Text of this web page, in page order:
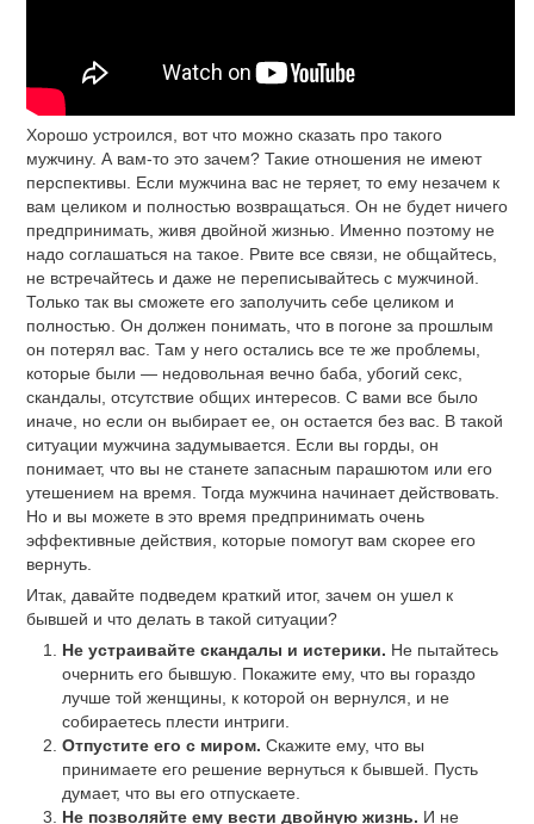
Хорошо устроился, вот что можно сказать про такого
мужчину. А вам-то это зачем? Такие отношения не имеют
перспективы. Если мужчина вас не теряет, то ему незачем к
вам целиком и полностью возвращаться. Он не будет ничего
предпринимать, живя двойной жизнью. Именно поэтому не
надо соглашаться на такое. Рвите все связи, не общайтесь,
не встречайтесь и даже не переписывайтесь с мужчиной.
Только так вы сможете его заполучить себе целиком и
полностью. Он должен понимать, что в погоне за прошлым
он потерял вас. Там у него остались все те же проблемы,
которые были — недовольная вечно баба, убогий секс,
скандалы, отсутствие общих интересов. С вами все было
иначе, но если он выбирает ее, он остается без вас. В такой
ситуации мужчина задумывается. Если вы горды, он
понимает, что вы не станете запасным парашютом или его
утешением на время. Тогда мужчина начинает действовать.
Но и вы можете в это время предпринимать очень
эффективные действия, которые помогут вам скорее его
вернуть.
Итак, давайте подведем краткий итог, зачем он ушел к
бывшей и что делать в такой ситуации?
Не устраивайте скандалы и истерики. Не пытайтесь
очернить его бывшую. Покажите ему, что вы гораздо
лучше той женщины, к которой он вернулся, и не
собираетесь плести интриги.
Отпустите его с миром.Скажите ему, что вы
принимаете его решение вернуться к бывшей. Пусть
думает, что вы его отпускаете.
Не позволяйте ему вести двойную жизнь. И не